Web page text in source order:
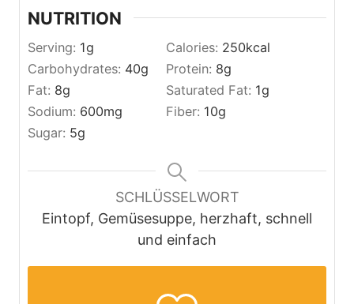
NUTRITION
Serving: 1g Calories: 250kcal
Carbohydrates: 40g Protein: 8g
Fat: 8g Saturated Fat: 1g
Sodium: 600mg Fiber: 10g
Sugar: 5g
SCHLÜSSELWORT
Eintopf, Gemüsesuppe, herzhaft, schnell
und einfach